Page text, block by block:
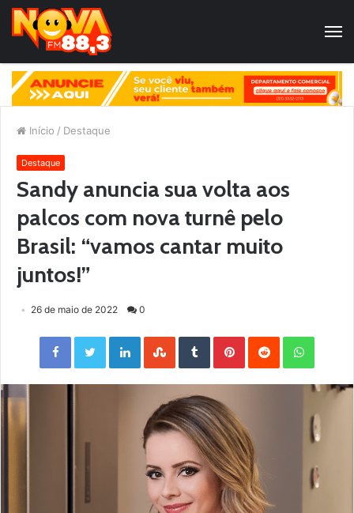
Início / Destaque
Destaque
Sandy anuncia sua volta aos
palcos com nova turnê pelo
Brasil: “vamos cantar muito
juntos!”
26 de maio de 2022 0
Facebook Twitter LinkedIn StumbleUpon Tumblr Pinterest Reddit